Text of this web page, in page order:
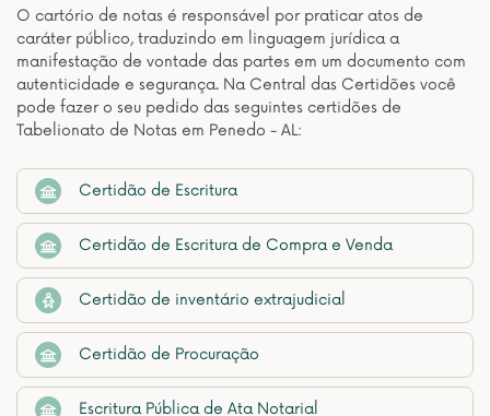
O cartório de notas é responsável por praticar atos de
caráter público, traduzindo em linguagem jurídica a
manifestação de vontade das partes em um documento com
autenticidade e segurança. Na Central das Certidões você
pode fazer o seu pedido das seguintes certidões de
Tabelionato de Notas em Penedo - AL:
Certidão de Escritura
Certidão de Escritura de Compra e Venda
Certidão de inventário extrajudicial
Certidão de Procuração
Escritura Pública de Ata Notarial